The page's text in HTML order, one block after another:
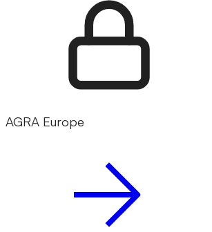
AGRA Europe